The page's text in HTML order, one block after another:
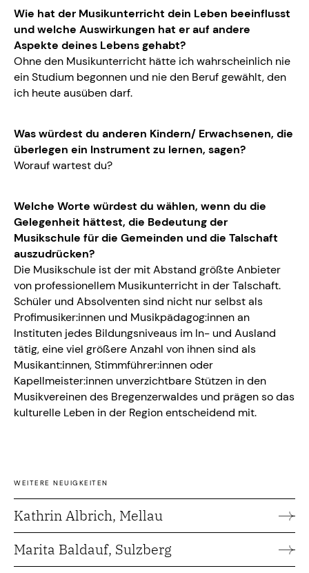
Wie hat der Musikunterricht dein Leben beeinflusst
und welche Auswirkungen hat er auf andere
Aspekte deines Lebens gehabt?
Ohne den Musikunterricht hätte ich wahrscheinlich nie
ein Studium begonnen und nie den Beruf gewählt, den
ich heute ausüben darf.
Was würdest du anderen Kindern/ Erwachsenen, die
überlegen ein Instrument zu lernen, sagen?
Worauf wartest du?
Welche Worte würdest du wählen, wenn du die
Gelegenheit hättest, die Bedeutung der
Musikschule für die Gemeinden und die Talschaft
auszudrücken?
Die Musikschule ist der mit Abstand größte Anbieter
von professionellem Musikunterricht in der Talschaft.
Schüler und Absolventen sind nicht nur selbst als
Profimusiker:innen und Musikpädagog:innen an
Instituten jedes Bildungsniveaus im In- und Ausland
tätig, eine viel größere Anzahl von ihnen sind als
Musikant:innen, Stimmführer:innen oder
Kapellmeister:innen unverzichtbare Stützen in den
Musikvereinen des Bregenzerwaldes und prägen so das
kulturelle Leben in der Region entscheidend mit.
WEITERE NEUIGKEITEN
Kathrin Albrich, Mellau
Marita Baldauf, Sulzberg